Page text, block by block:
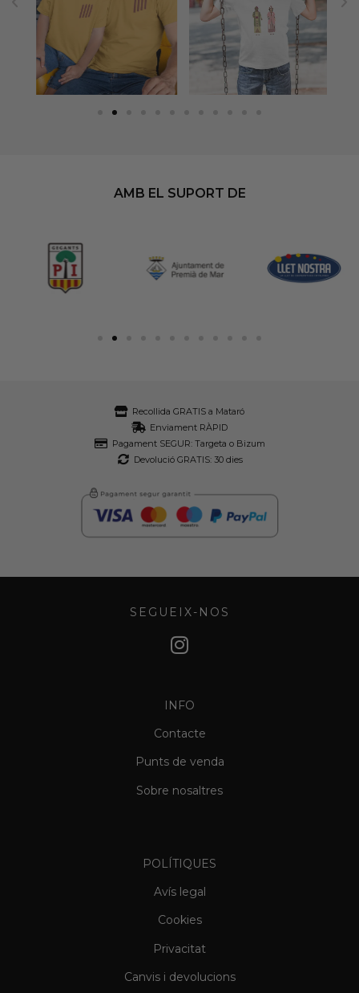
AMB EL SUPORT DE
Recollida GRATIS a Mataró
Enviament RÀPID
Pagament SEGUR: Targeta o Bizum
Devolució GRATIS: 30 dies
SEGUEIX-NOS
INFO
Contacte
Punts de venda
Sobre nosaltres
POLÍTIQUES
Avís legal
Cookies
Privacitat
Canvis i devolucions